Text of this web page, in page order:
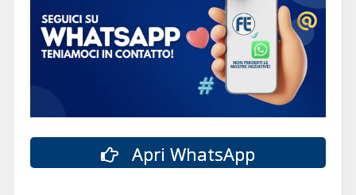
Apri WhatsApp